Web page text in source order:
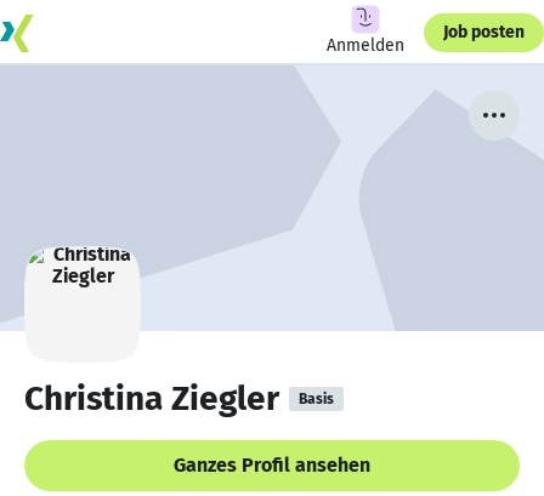
Anmelden
Job posten
Christina Ziegler Basis
Ganzes Profil ansehen